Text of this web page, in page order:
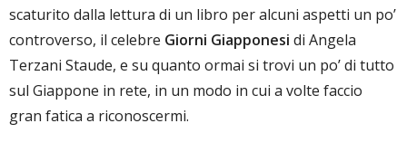
scaturito dalla lettura di un libro per alcuni aspetti un po’
controverso, il celebre Giorni Giapponesi di Angela
Terzani Staude, e su quanto ormai si trovi un po’ di tutto
sul Giappone in rete, in un modo in cui a volte faccio
gran fatica a riconoscermi.